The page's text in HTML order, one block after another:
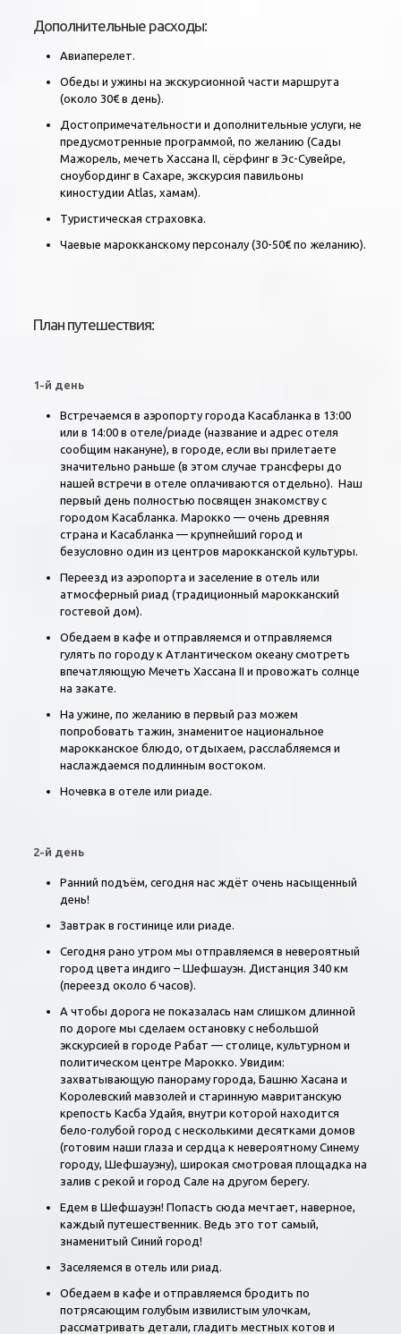
Дополнительные расходы:
Авиаперелет.
Обеды и ужины на экскурсионной части маршрута
(около 30€ в день).
Достопримечательности и дополнительные услуги, не
предусмотренные программой, по желанию (Сады
Мажорель, мечеть Хассана II, сёрфинг в Эс-Сувейре,
сноубординг в Сахаре, экскурсия павильоны
киностудии Atlas, хамам).
Туристическая страховка.
Чаевые марокканскому персоналу (30-50€ по желанию).
План путешествия:
1-й день
Встречаемся в аэропорту города Касабланка в 13:00
или в 14:00 в отеле/риаде (название и адрес отеля
сообщим накануне), в городе, если вы прилетаете
значительно раньше (в этом случае трансферы до
нашей встречи в отеле оплачиваются отдельно). Наш
первый день полностью посвящен знакомству с
городом Касабланка. Марокко — очень древняя
страна и Касабланка — крупнейший город и
безусловно один из центров марокканской культуры.
Переезд из аэропорта и заселение в отель или
атмосферный риад (традиционный марокканский
гостевой дом).
Обедаем в кафе и отправляемся и отправляемся
гулять по городу к Атлантическом океану смотреть
впечатляющую Мечеть Хассана II и провожать солнце
на закате.
На ужине, по желанию в первый раз можем
попробовать тажин, знаменитое национальное
марокканское блюдо, отдыхаем, расслабляемся и
наслаждаемся подлинным востоком.
Ночевка в отеле или риаде.
2-й день
Ранний подъём, сегодня нас ждёт очень насыщенный
день!
Завтрак в гостинице или риаде.
Сегодня рано утром мы отправляемся в невероятный
город цвета индиго – Шефшауэн. Дистанция 340 км
(переезд около 6 часов).
А чтобы дорога не показалась нам слишком длинной
по дороге мы сделаем остановку с небольшой
экскурсией в городе Рабат — столице, культурном и
политическом центре Марокко. Увидим:
захватывающую панораму города, Башню Хасана и
Королевский мавзолей и старинную мавританскую
крепость Касба Удайя, внутри которой находится
бело-голубой город с несколькими десятками домов
(готовим наши глаза и сердца к невероятному Синему
городу, Шефшауэну), широкая смотровая площадка на
залив с рекой и город Сале на другом берегу.
Едем в Шефшауэн! Попасть сюда мечтает, наверное,
каждый путешественник. Ведь это тот самый,
знаменитый Синий город!
Заселяемся в отель или риад.
Обедаем в кафе и отправляемся бродить по
потрясающим голубым извилистым улочкам,
рассматривать детали, гладить местных котов и